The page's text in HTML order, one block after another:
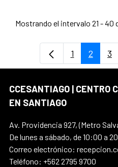
Mostrando el intervalo 21 - 40
Página
1 Página
2 3
CCESANTIAGO | CENTRO
EN SANTIAGO
Av. Providencia 927, (Metro
De lunes a sábado, de 10:00 a
Correo electrónico:
Teléfono: +562 2795 9700